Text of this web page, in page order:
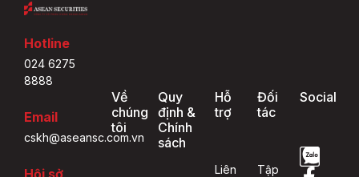
Hotline
024 6275
8888
Email
cskh@aseansc.com.vn
Hội sở
Về
chúng
tôi
Quy
định &
Chính
sách
Hỗ
trợ
Liên
Đối
tác
Tập
Social